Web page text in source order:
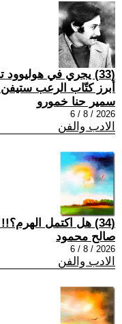
(33) يجري في
أبرز كتّاب الرعب
سمير حنا خمورو
2026 / 8 / 6
الادب والفن
(34) هل اكتمل الهرم؟!!!
صالح محمود
2026 / 8 / 6
الادب والفن